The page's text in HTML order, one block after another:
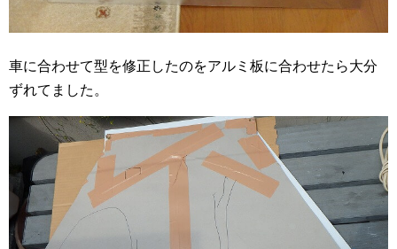
車に合わせて型を修正したのをアルミ板に合わせたら大分
ずれてました。